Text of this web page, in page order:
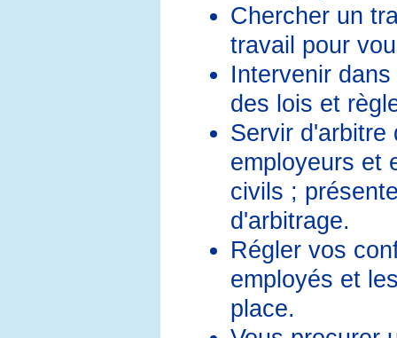
Chercher un
travail pour
Intervenir
des lois et
Servir d'arbitre
employeurs et
civils ;
d'arbitrage.
Régler vos
employés et
place.